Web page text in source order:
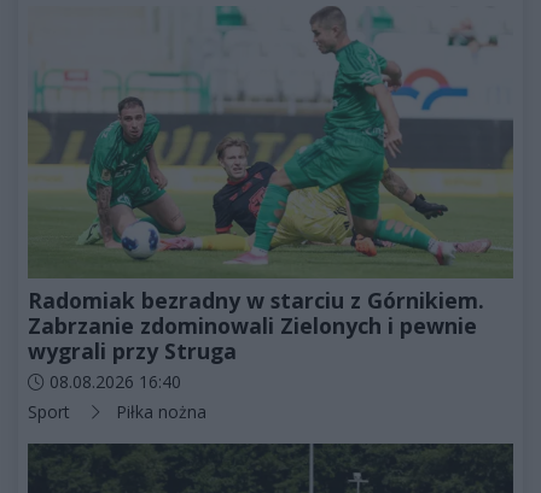
Radomiak bezradny w starciu z Górnikiem.
Zabrzanie zdominowali Zielonych i pewnie
wygrali przy Struga
Data dodania artykułu:
08.08.2026 16:40
Kategorie artykułu:
Sport Piłka nożna